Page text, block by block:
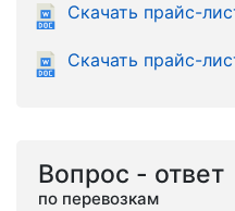
Скачать прайс-
Скачать прайс-
Вопрос - ответ
по перевозкам